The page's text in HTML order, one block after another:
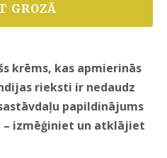
GROZĀ
krēms, kas apmierinās
rieksti ir nedaudz
papildinājums
– izmēģiniet un atklājiet